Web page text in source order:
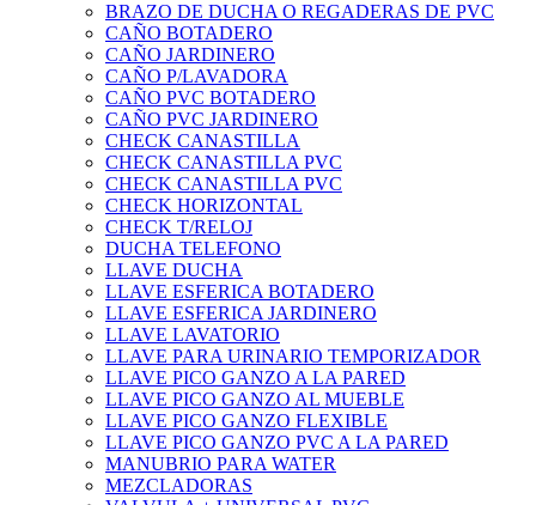
BRAZO DE DUCHA O REGADERAS DE PVC
CAÑO BOTADERO
CAÑO JARDINERO
CAÑO P/LAVADORA
CAÑO PVC BOTADERO
CAÑO PVC JARDINERO
CHECK CANASTILLA
CHECK CANASTILLA PVC
CHECK CANASTILLA PVC
CHECK HORIZONTAL
CHECK T/RELOJ
DUCHA TELEFONO
LLAVE DUCHA
LLAVE ESFERICA BOTADERO
LLAVE ESFERICA JARDINERO
LLAVE LAVATORIO
LLAVE PARA URINARIO TEMPORIZADOR
LLAVE PICO GANZO A LA PARED
LLAVE PICO GANZO AL MUEBLE
LLAVE PICO GANZO FLEXIBLE
LLAVE PICO GANZO PVC A LA PARED
MANUBRIO PARA WATER
MEZCLADORAS